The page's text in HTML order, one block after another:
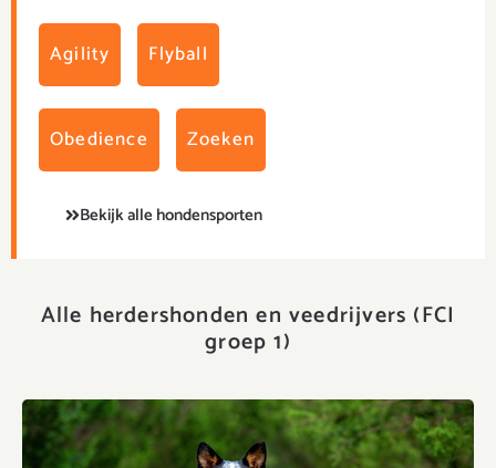
Agility Flyball
Obedience Zoeken
Bekijk alle hondensporten
Alle herdershonden en veedrijvers (FCI
groep 1)